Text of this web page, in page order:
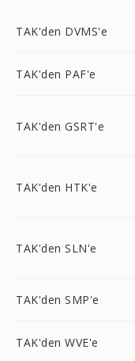
TAK'den DVMS'e
TAK'den PAF'e
TAK'den GSRT'e
TAK'den HTK'e
TAK'den SLN'e
TAK'den SMP'e
TAK'den WVE'e